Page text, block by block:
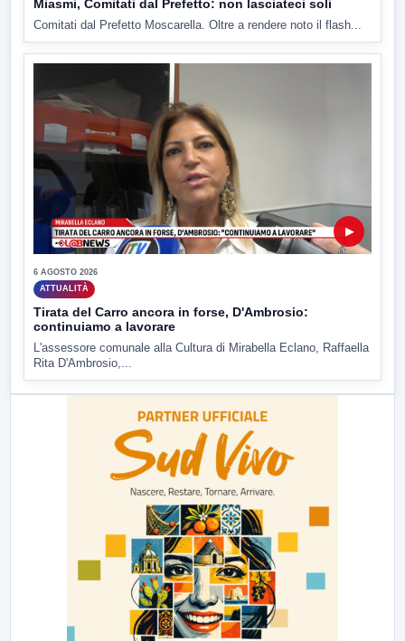
Miasmi, Comitati dal Prefetto: non lasciateci soli
Comitati dal Prefetto Moscarella. Oltre a rendere noto il flash...
▶
6 AGOSTO 2026
ATTUALITÀ
Tirata del Carro ancora in forse, D'Ambrosio:
continuiamo a lavorare
L'assessore comunale alla Cultura di Mirabella Eclano, Raffaella
Rita D'Ambrosio,...